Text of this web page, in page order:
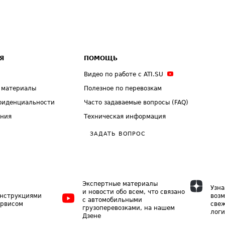
ПОМОЩЬ
Видео по работе с ATI.SU
Полезное по перевозкам
Часто задаваемые вопросы (FAQ)
Техническая информация
ЗАДАТЬ ВОПРОС
Экспертные материалы
и новости обо всем, что связано
с автомобильными
грузоперевозками, на нашем
Дзене